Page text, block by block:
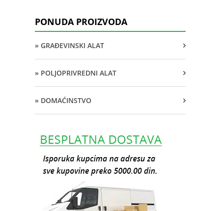
PONUDA PROIZVODA
» GRAĐEVINSKI ALAT
» POLJOPRIVREDNI ALAT
» DOMAĆINSTVO